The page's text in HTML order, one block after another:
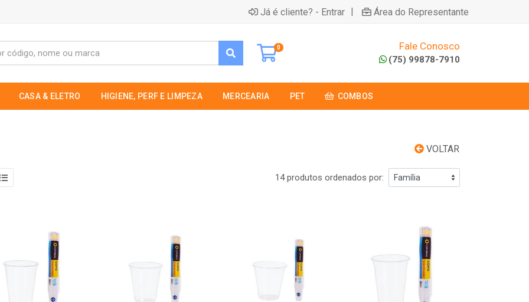
Já é cliente? - Entrar | Área do Representante
0 Fale Conosco
(75) 99878-7910
CASA & ELETRO HIGIENE, PERF E LIMPEZA MERCEARIA PET COMBOS
VOLTAR
14 produtos ordenados por: